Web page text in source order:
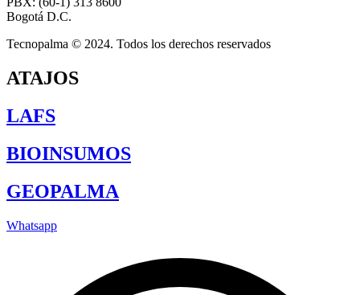
Bogotá D.C.
Tecnopalma © 2024. Todos los derechos reservados
ATAJOS
LAFS
BIOINSUMOS
GEOPALMA
Whatsapp